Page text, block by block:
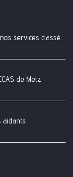
Evaluation HAS : 5 de nos services classés A
de Metz
aidants